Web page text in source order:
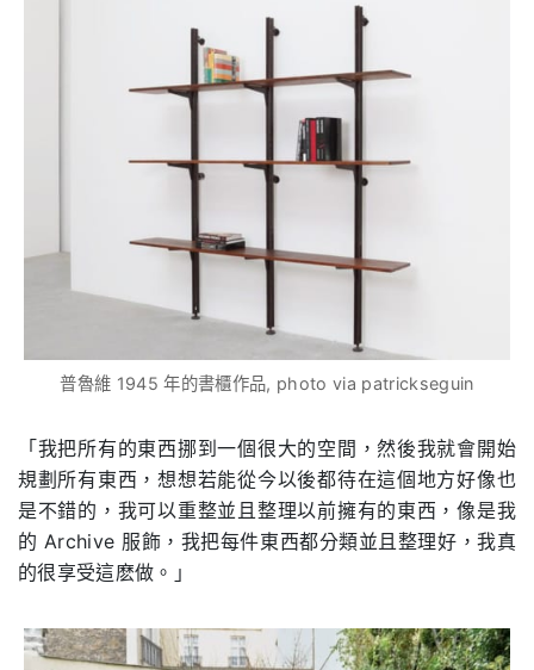
普魯維 1945 年的書櫃作品, photo via patrickseguin
「我把所有的東西挪到一個很大的空間，然後我就會開始
規劃所有東西，想想若能從今以後都待在這個地方好像也
是不錯的，我可以重整並且整理以前擁有的東西，像是我
的 Archive 服飾，我把每件東西都分類並且整理好，我真
的很享受這麽做。」